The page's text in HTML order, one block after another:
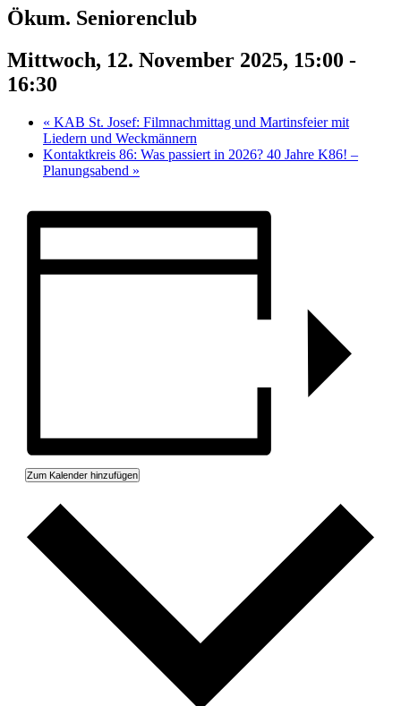
Ökum. Seniorenclub
Mittwoch, 12. November 2025, 15:00 -
16:30
« KAB St. Josef: Filmnachmittag und Martinsfeier mit
Liedern und Weckmännern
Kontaktkreis 86: Was passiert in 2026? 40 Jahre K86! –
Planungsabend »
Zum Kalender hinzufügen